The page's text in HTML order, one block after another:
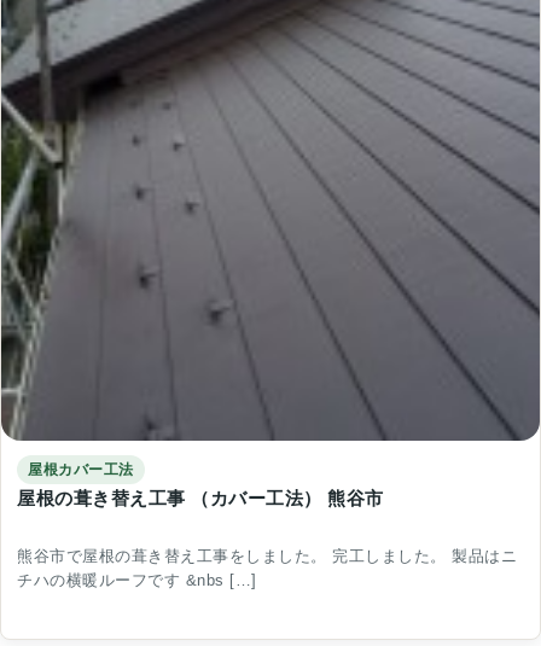
屋根カバー工法
屋根の葺き替え工事 （カバー工法） 熊谷市
熊谷市で屋根の葺き替え工事をしました。 完工しました。 製品はニ
チハの横暖ルーフです &nbs […]